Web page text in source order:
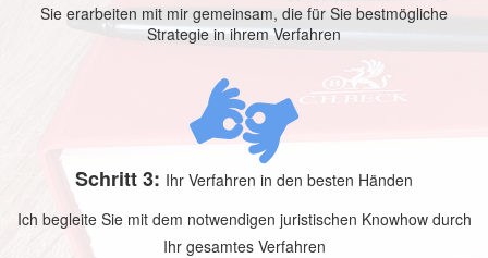
Sie erarbeiten mit mir gemeinsam, die für Sie bestmögliche
Strategie in ihrem Verfahren
Schritt 3: Ihr Verfahren in den besten Händen
Ich begleite Sie mit dem notwendigen juristischen Knowhow durch
Ihr gesamtes Verfahren